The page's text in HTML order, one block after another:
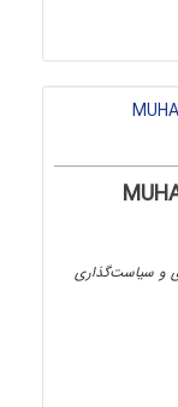
و سیاست‌گذاری